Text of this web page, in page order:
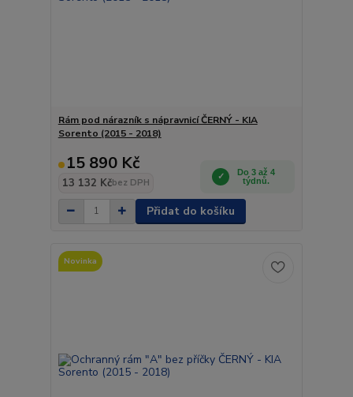
Rám pod nárazník s nápravnicí ČERNÝ - KIA
Sorento (2015 - 2018)
15 890 Kč
13 132 Kčbez DPH
Do 3 až 4
týdnů.
Přidat do košíku
Novinka